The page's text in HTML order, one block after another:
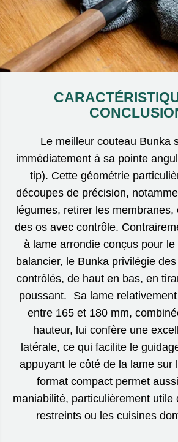
Le meilleur couteau Bunka
immédiatement à sa pointe
tip). Cette géométrie
découpes de précision,
légumes, retirer les
des os avec contrôle.
à lame arrondie conçus pour
balancier, le Bunka privilégie
contrôlés, de haut en bas, en
poussant. Sa lame
entre 165 et 180 mm,
hauteur, lui confère une
latérale, ce qui facilite le
appuyant le côté de la lame sur
format compact permet
maniabilité, particulièrement utile
restreints ou les cuisines